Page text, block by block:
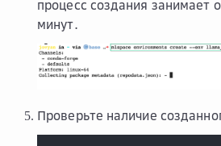
процесс создания занимает
минут.
Проверьте наличие